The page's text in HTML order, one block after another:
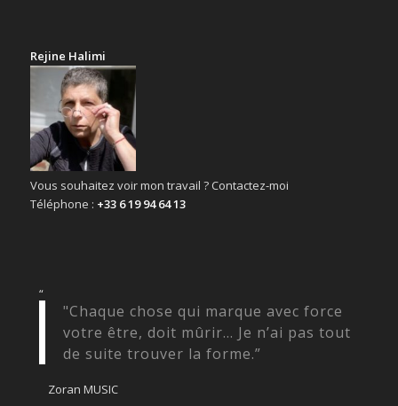
Rejine Halimi
Vous souhaitez voir mon travail ? Contactez-moi
Téléphone : +33 6 19 94 64 13
“
"Chaque chose qui marque avec force
votre être, doit mûrir… Je n’ai pas tout
de suite trouver la forme.”
Zoran MUSIC